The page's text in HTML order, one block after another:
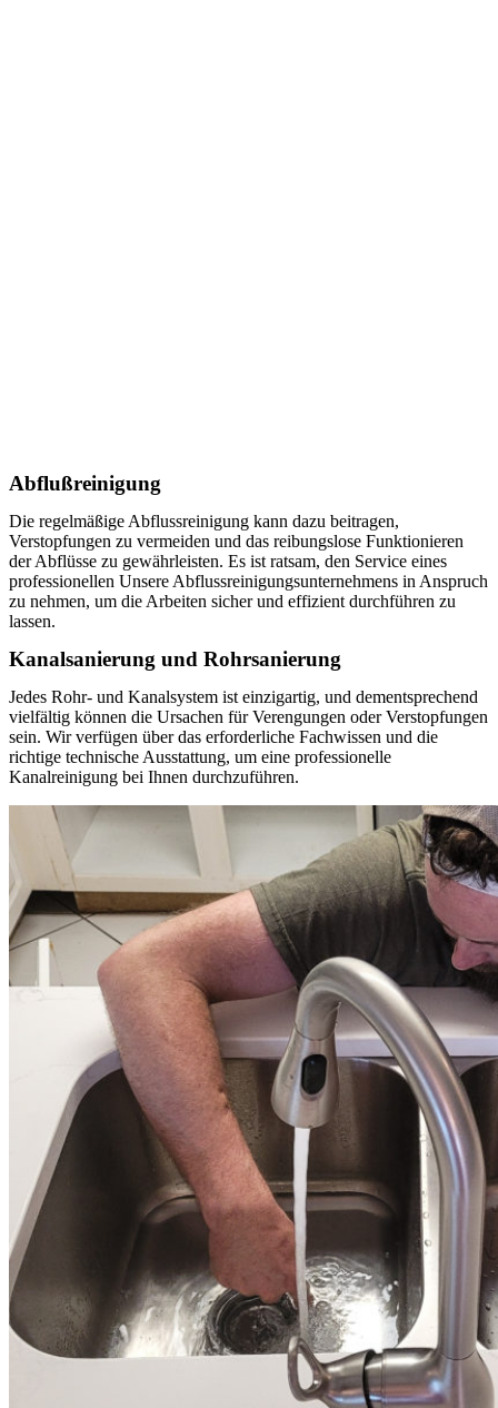
Abflußreinigung
Die regelmäßige Abflussreinigung kann dazu beitragen,
Verstopfungen zu vermeiden und das reibungslose Funktionieren
der Abflüsse zu gewährleisten. Es ist ratsam, den Service eines
professionellen Unsere Abflussreinigungsunternehmens in Anspruch
zu nehmen, um die Arbeiten sicher und effizient durchführen zu
lassen.
Kanalsanierung und Rohrsanierung
Jedes Rohr- und Kanalsystem ist einzigartig, und dementsprechend
vielfältig können die Ursachen für Verengungen oder Verstopfungen
sein. Wir verfügen über das erforderliche Fachwissen und die
richtige technische Ausstattung, um eine professionelle
Kanalreinigung bei Ihnen durchzuführen.